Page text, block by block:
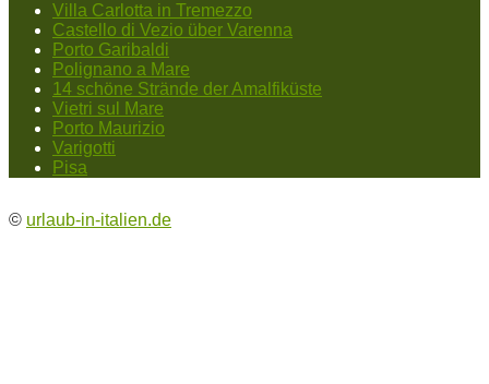
Villa Carlotta in Tremezzo
Castello di Vezio über Varenna
Porto Garibaldi
Polignano a Mare
14 schöne Strände der Amalfiküste
Vietri sul Mare
Porto Maurizio
Varigotti
Pisa
© urlaub-in-italien.de